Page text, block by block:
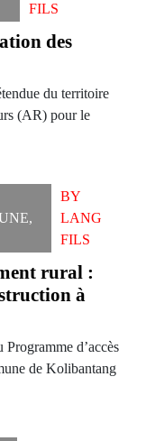
FILS
des
du territoire
(AR) pour le
,
BY
LANG
FILS
rural :
à
d’accès
de Kolibantang